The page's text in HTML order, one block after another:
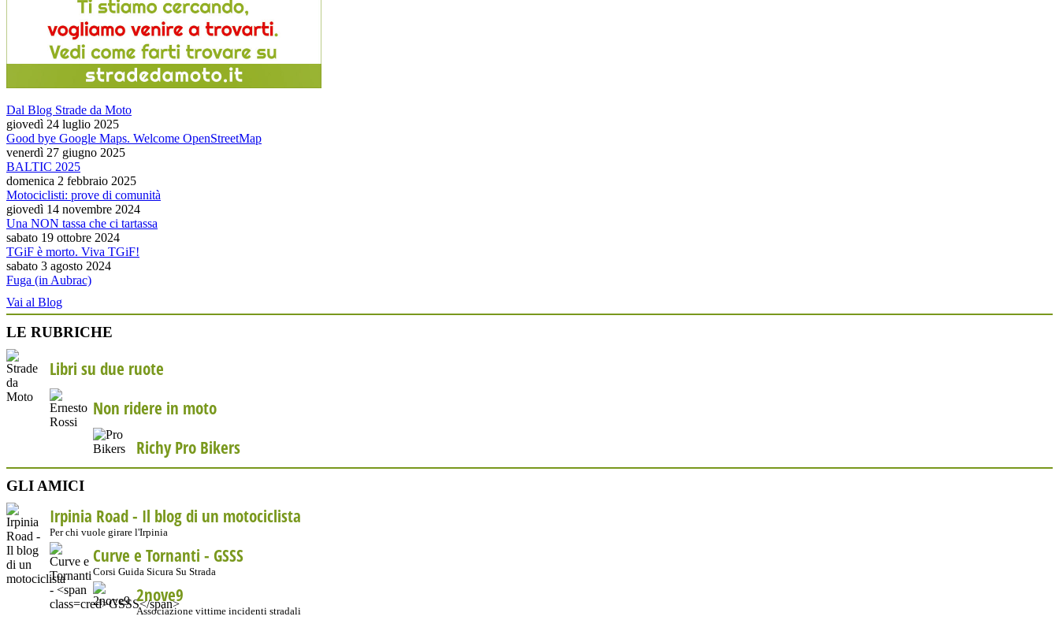
Dal Blog Strade da Moto
giovedì 24 luglio 2025
Good bye Google Maps. Welcome OpenStreetMap
venerdì 27 giugno 2025
BALTIC 2025
domenica 2 febbraio 2025
Motociclisti: prove di comunità
giovedì 14 novembre 2024
Una NON tassa che ci tartassa
sabato 19 ottobre 2024
TGiF è morto. Viva TGiF!
sabato 3 agosto 2024
Fuga (in Aubrac)
Vai al Blog
LE RUBRICHE
Libri su due ruote
Non ridere in moto
Richy Pro Bikers
GLI AMICI
Irpinia Road - Il blog di un motociclista
Per chi vuole girare l'Irpinia
Curve e Tornanti - GSSS
Corsi Guida Sicura Su Strada
2nove9
Associazione vittime incidenti stradali